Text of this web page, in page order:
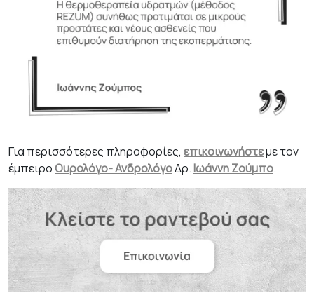
Για περισσότερες πληροφορίες, επικοινωνήστεμε τον
έμπειροΟυρολόγο- ΑνδρολόγοΔρ.Ιωάννη Ζούμπο.